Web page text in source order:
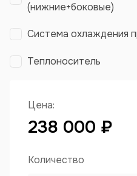
(нижние+боковые)
Система охлаждения
Теплоноситель
Цена:
238 000 ₽
Количество